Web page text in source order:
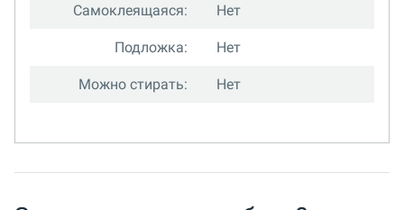
Самоклеящаяся: Нет
Подложка: Нет
Можно стирать: Нет